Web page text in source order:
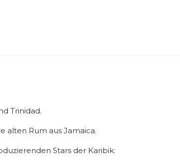
Trinidad.
alten Rum aus Jamaica.
Stars der Karibik: